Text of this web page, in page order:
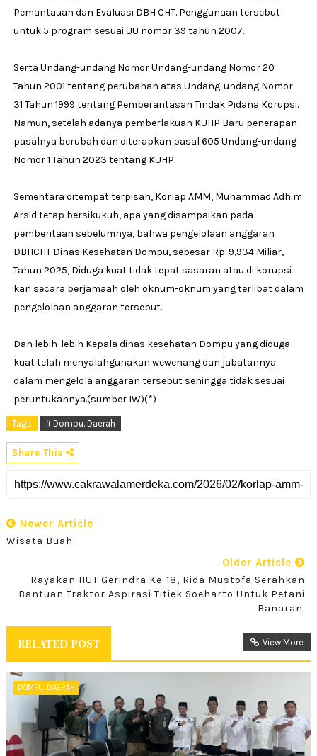
Pemantauan dan Evaluasi DBH CHT. Penggunaan tersebut
untuk 5 program sesuai UU nomor 39 tahun 2007.
Serta Undang-undang Nomor Undang-undang Nomor 20
Tahun 2001 tentang perubahan atas Undang-undang Nomor
31 Tahun 1999 tentang Pemberantasan Tindak Pidana Korupsi.
Namun, setelah adanya pemberlakuan KUHP Baru penerapan
pasalnya berubah dan diterapkan pasal 605 Undang-undang
Nomor 1 Tahun 2023 tentang KUHP.
Sementara ditempat terpisah, Korlap AMM, Muhammad Adhim
Arsid tetap bersikukuh, apa yang disampaikan pada
pemberitaan sebelumnya, bahwa pengelolaan anggaran
DBHCHT Dinas Kesehatan Dompu, sebesar Rp. 9,934 Miliar,
Tahun 2025, Diduga kuat tidak tepat sasaran atau di korupsi
kan secara berjamaah oleh oknum-oknum yang terlibat dalam
pengelolaan anggaran tersebut.
Dan lebih-lebih Kepala dinas kesehatan Dompu yang diduga
kuat telah menyalahgunakan wewenang dan jabatannya
dalam mengelola anggaran tersebut sehingga tidak sesuai
peruntukannya.(sumber IW)(*)
Tags # Dompu. Daerah
Share This
Newer Article
Wisata Buah.
Older Article
Rayakan HUT Gerindra Ke-18, Rida Mustofa Serahkan
Bantuan Traktor Aspirasi Titiek Soeharto Untuk Petani
Banaran.
RELATED POST View More
DOMPU. DAERAH